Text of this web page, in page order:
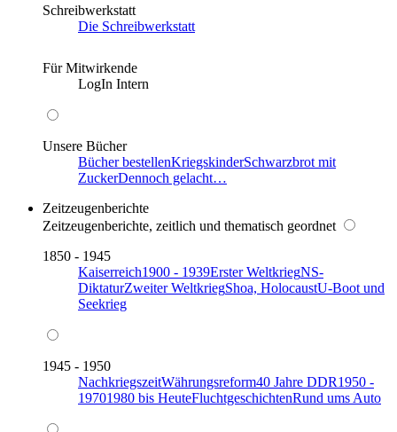
Schreibwerkstatt
Die Schreibwerkstatt
Für Mitwirkende
LogIn Intern
Unsere Bücher
Bücher bestellenKriegskinderSchwarzbrot mit
ZuckerDennoch gelacht…
Zeitzeugenberichte
Zeitzeugenberichte, zeitlich und thematisch geordnet
1850 - 1945
Kaiserreich1900 - 1939Erster WeltkriegNS-
DiktaturZweiter WeltkriegShoa, HolocaustU-Boot und
Seekrieg
1945 - 1950
NachkriegszeitWährungsreform40 Jahre DDR1950 -
19701980 bis HeuteFluchtgeschichtenRund ums Auto